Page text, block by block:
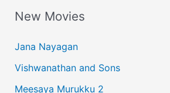
r
h
f
New Movies
Jana Nayagan
Vishwanathan and Sons
Meesaya Murukku 2